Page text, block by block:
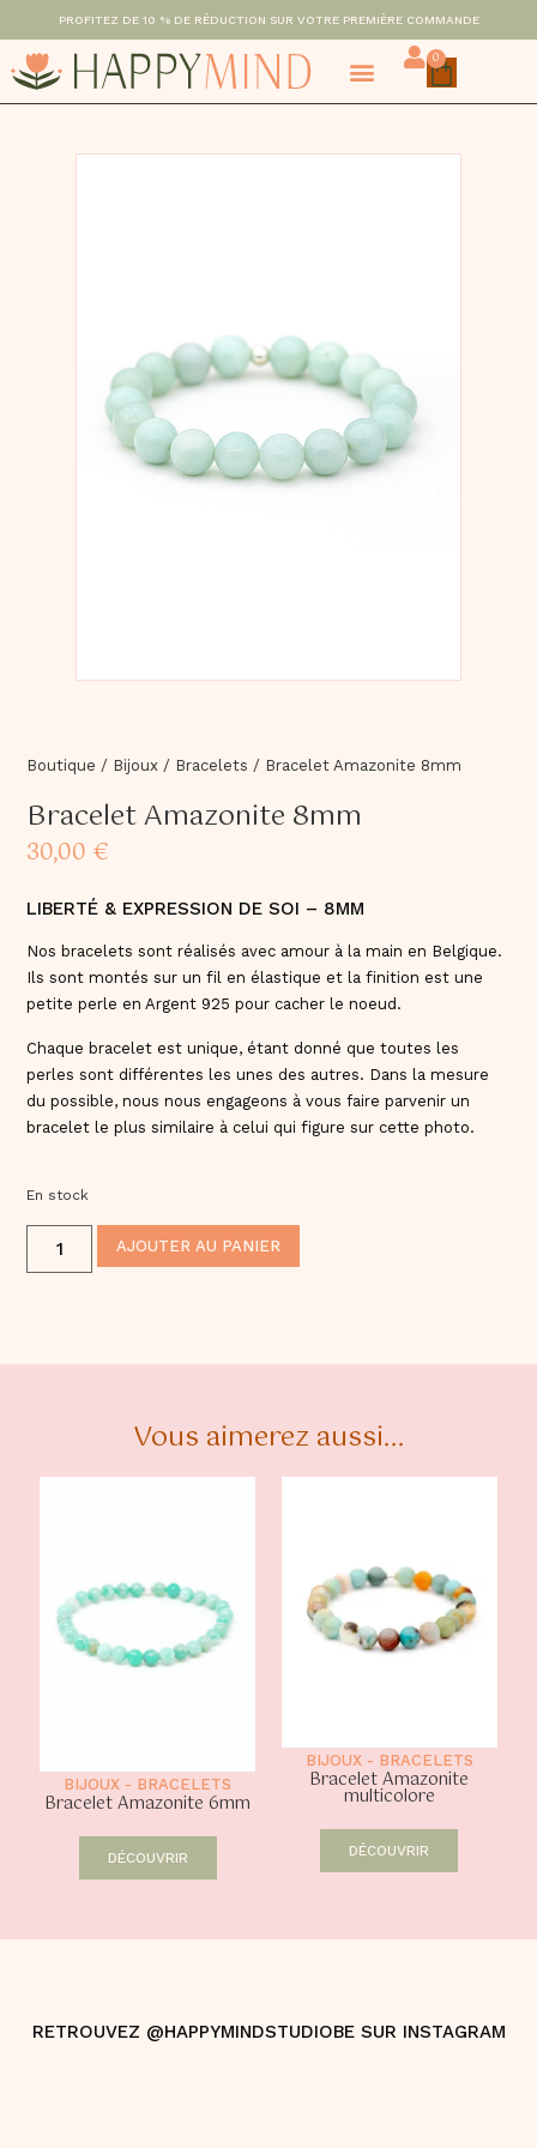
PROFITEZ DE 10 % DE RÉDUCTION SUR VOTRE PREMIÈRE COMMANDE
0
Boutique / Bijoux / Bracelets / Bracelet Amazonite 8mm
Bracelet Amazonite 8mm
30,00 €
LIBERTÉ & EXPRESSION DE SOI – 8MM
Nos bracelets sont réalisés avec amour à la main en Belgique.
Ils sont montés sur un fil en élastique et la finition est une
petite perle en Argent 925 pour cacher le noeud.
Chaque bracelet est unique, étant donné que toutes les
perles sont différentes les unes des autres. Dans la mesure
du possible, nous nous engageons à vous faire parvenir un
bracelet le plus similaire à celui qui figure sur cette photo.
En stock
AJOUTER AU PANIER
Vous aimerez aussi...
BIJOUX - BRACELETS
Bracelet Amazonite 6mm
DÉCOUVRIR
BIJOUX- BRACELETS
Bracelet Amazonite
multicolore
DÉCOUVRIR
RETROUVEZ @HAPPYMINDSTUDIOBE SUR INSTAGRAM